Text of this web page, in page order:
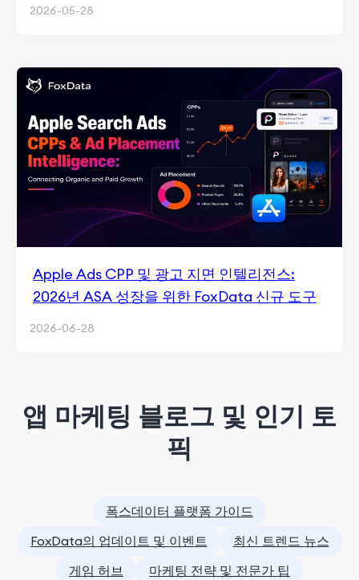
2026-05-28
Apple Ads CPP 및 광고 지면 인텔리전스:
2026년 ASA 성장을 위한 FoxData 신규 도구
2026-06-28
앱 마케팅 블로그 및 인기 토
픽
폭스데이터 플랫폼 가이드
FoxData의 업데이트 및 이벤트
최신 트렌드 뉴스
게임 허브
마케팅 전략 및 전문가 팁